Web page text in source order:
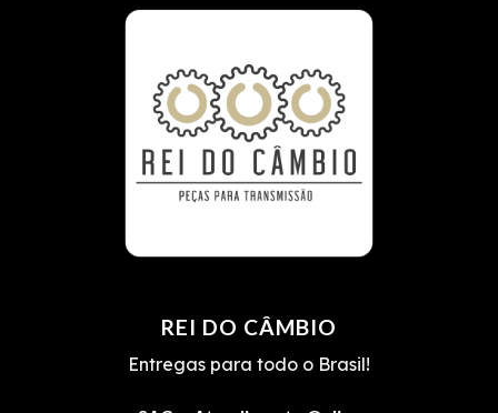
REI DO CÂMBIO
Entregas para todo o Brasil!